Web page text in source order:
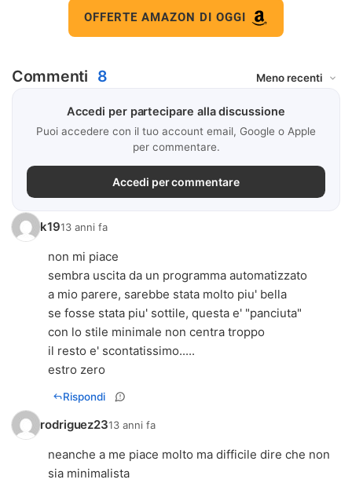
OFFERTE AMAZON DI OGGI
Commenti 8
Accedi per partecipare alla discussione
Puoi accedere con il tuo account email, Google o Apple
per commentare.
Accedi per commentare
k1913 anni fa
non mi piace
sembra uscita da un programma automatizzato
a mio parere, sarebbe stata molto piu' bella
se fosse stata piu' sottile, questa e' "panciuta"
con lo stile minimale non centra troppo
il resto e' scontatissimo.....
estro zero
Rispondi
rodriguez2313 anni fa
neanche a me piace molto ma difficile dire che non
sia minimalista